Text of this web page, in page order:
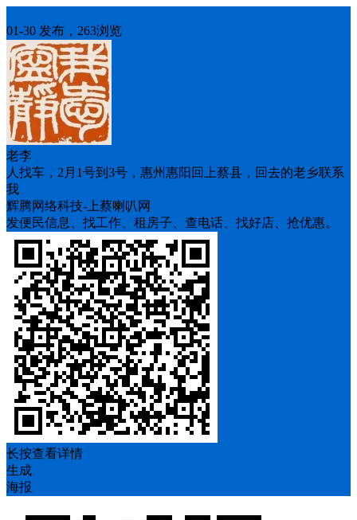
01-30 发布，263浏览
老李
人找车，2月1号到3号，惠州惠阳回上蔡县，回去的老乡联系
我
辉腾网络科技-上蔡喇叭网
发便民信息、找工作、租房子、查电话、找好店、抢优惠。
长按查看详情
生成
海报